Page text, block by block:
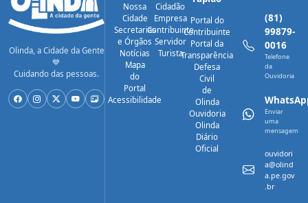
Olinda, a Cidade da Gente
💙
Cuidando das pessoas.
Nossa
Cidade
Secretarias
e Órgãos
Notícias
Mapa
do
Portal
Acessibilidade
Cidadão
Empresa
Contribuinte
Servidor
Turista
Portal do
Contribuinte
Portal da
Transparência
Defesa
Civil
de
Olinda
Ouvidoria
Olinda
Diário
Oficial
(81)
99879-
0016
Telefone
da
Ouvidoria
Enviar
uma
mensagem
ouvidori
a@olind
a.pe.gov
.br